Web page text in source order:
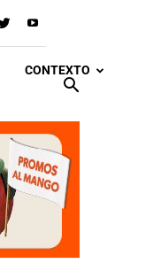
CONTEXTO